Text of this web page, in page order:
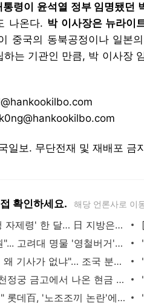
령이 윤석열 정부 임명됐던
나온다. 박 이사장은 뉴라이
중국의 동북공정이나 일본
하는 기관인 만큼, 박 이사장
일보. 무단전재 및 재배포 금
확인하세요. 해당 언론사로 이
중국 '일본 여행 자제령' 한 달… 日 지방은 "코로나 수준 타격" | 한국일보
"적자 나도 천원"... 고려대 명물 '영철버거' 이영철씨 별세 | 한국일보
"무혐의 났는데 왜 기사가 없냐"… 조국 분노한 '조민 사건' 무엇? | 한국일보
[단독] 한학자 천정궁 금고에서 나온 현금 280억…정치인 로비 자금 사용됐나 | 한국일보
"부적절한 조치" 롯데百, '노조조끼 논란'에 대표 명의 사과